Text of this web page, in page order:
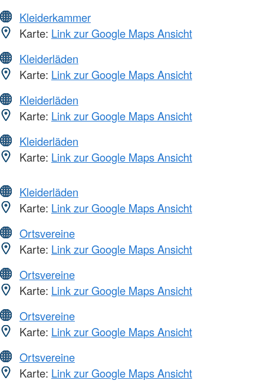
Kleiderkammer
Karte: Link zur Google Maps Ansicht
Kleiderläden
Karte: Link zur Google Maps Ansicht
Kleiderläden
Karte: Link zur Google Maps Ansicht
Kleiderläden
Karte: Link zur Google Maps Ansicht
Kleiderläden
Karte: Link zur Google Maps Ansicht
Ortsvereine
Karte: Link zur Google Maps Ansicht
Ortsvereine
Karte: Link zur Google Maps Ansicht
Ortsvereine
Karte: Link zur Google Maps Ansicht
Ortsvereine
Karte: Link zur Google Maps Ansicht